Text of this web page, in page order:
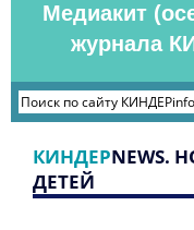
Медиакит
журнала
КИНДЕРNEWS.
ДЕТЕЙ